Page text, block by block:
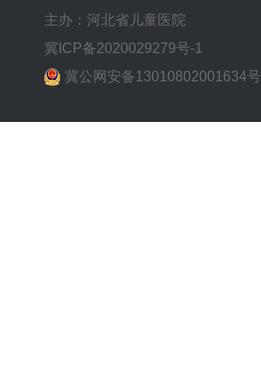
主办：河北省儿童医院
冀ICP备2020029279号-1
冀公网安备13010802001634号